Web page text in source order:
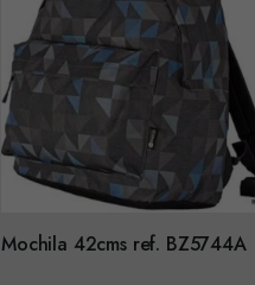
Mochila 42cms ref. BZ5744A
Encomendar